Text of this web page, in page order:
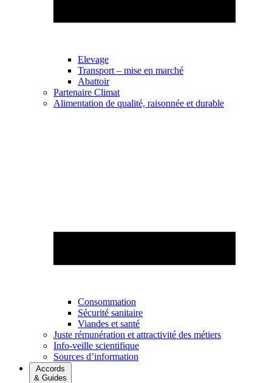
Elevage
Transport – mise en marché
Abattoir
Partenaire Climat
Alimentation de qualité, raisonnée et durable
Consommation
Sécurité sanitaire
Viandes et santé
Juste rémunération et attractivité des métiers
Info-veille scientifique
Sources d’information
Accords
& Guides